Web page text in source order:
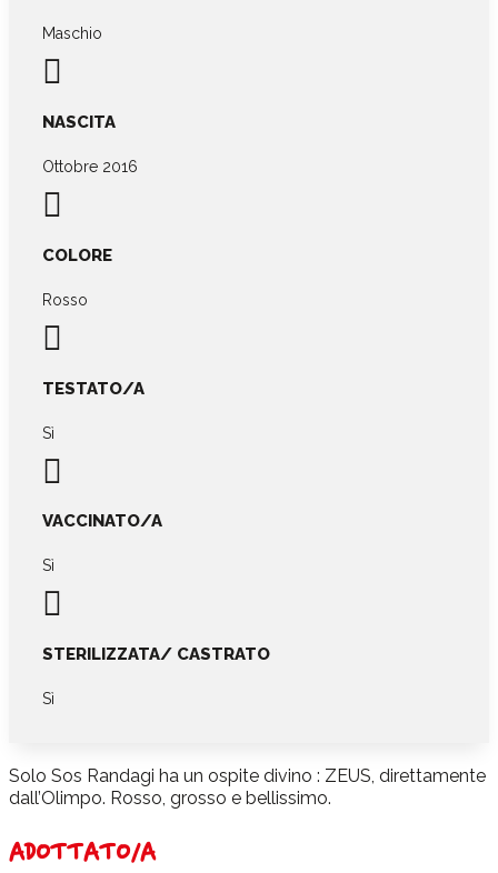
Maschio

NASCITA
Ottobre 2016

COLORE
Rosso

TESTATO/A
Sì

VACCINATO/A
Sì

STERILIZZATA/ CASTRATO
Sì
Solo Sos Randagi ha un ospite divino : ZEUS, direttamente
dall’Olimpo. Rosso, grosso e bellissimo.
ADOTTATO/A